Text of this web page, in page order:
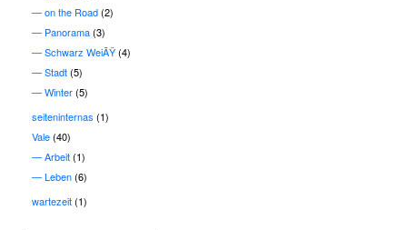
on the Road(2)
Panorama(3)
Schwarz WeiÃŸ(4)
Stadt(5)
Winter(5)
seiteninternas (1)
Vale(40)
Arbeit(1)
Leben(6)
wartezeit(1)